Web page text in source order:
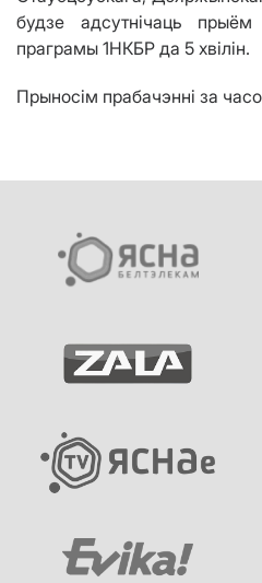
будзе адсутнічаць
праграмы 1НКБР да 5 хвілін.
Прыносім прабачэнні за